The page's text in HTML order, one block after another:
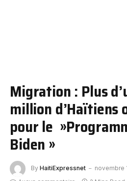
Migration : Plus
million d’Haïtiens
pour le
Biden »
By HaitiExpressnet
novembre